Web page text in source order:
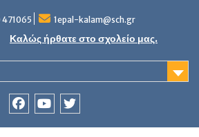
471065 1epal-kalam@sch.gr
Καλώς ήρθατε στο σχολείο μας.